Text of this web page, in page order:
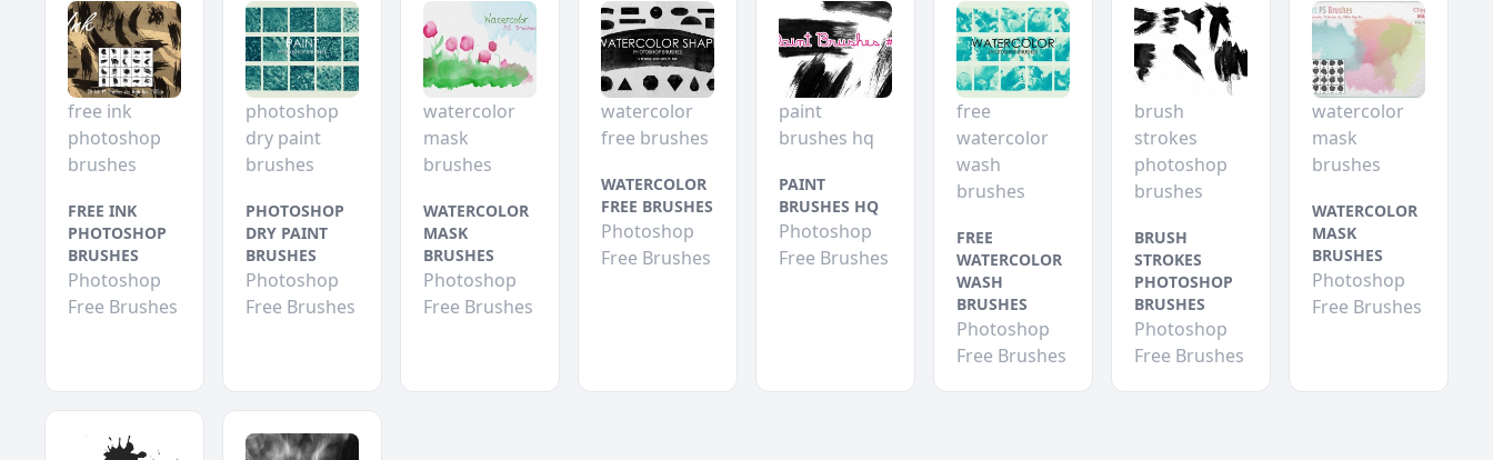
free ink
photoshop
brushes
FREE INK
PHOTOSHOP
BRUSHES
Photoshop
Free Brushes
photoshop
dry paint
brushes
PHOTOSHOP
DRY PAINT
BRUSHES
Photoshop
Free Brushes
watercolor
mask
brushes
WATERCOLOR
MASK
BRUSHES
Photoshop
Free Brushes
watercolor
free brushes
WATERCOLOR
FREE BRUSHES
Photoshop
Free Brushes
paint
brushes hq
PAINT
BRUSHES HQ
Photoshop
Free Brushes
free
watercolor
wash
brushes
FREE
WATERCOLOR
WASH
BRUSHES
Photoshop
Free Brushes
brush
strokes
photoshop
brushes
BRUSH
STROKES
PHOTOSHOP
BRUSHES
Photoshop
Free Brushes
watercolor
mask
brushes
WATERCOLOR
MASK
BRUSHES
Photoshop
Free Brushes